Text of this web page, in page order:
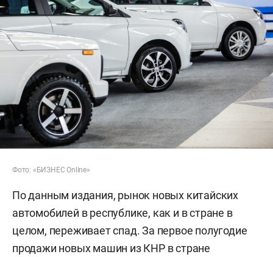
Фото: «БИЗНЕС Online»
По данным издания, рынок новых китайских
автомобилей в республике, как и в стране в
целом, переживает спад. За первое полугодие
продажи новых машин из КНР в стране